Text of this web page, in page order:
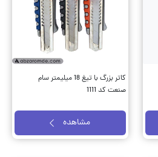
کاتر بزرگ با تیغ 18 میلیمتر سام
صنعت کد 1111
مشاهده